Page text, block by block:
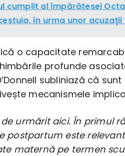
cumplit al împărătesei
în urma unor acuzaţii
o capacitate
profunde
subliniază că
mecanismele
urmărit aici. În primul
postpartum este
maternă pe termen